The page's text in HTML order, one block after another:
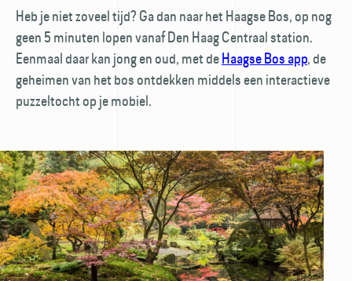
Heb je niet zoveel tijd? Ga dan naar het Haagse Bos, op nog
geen 5 minuten lopen vanaf Den Haag Centraal station.
Eenmaal daar kan jong en oud, met deHaagse Bos app, de
geheimen van het bos ontdekken middels een interactieve
puzzeltocht op je mobiel.